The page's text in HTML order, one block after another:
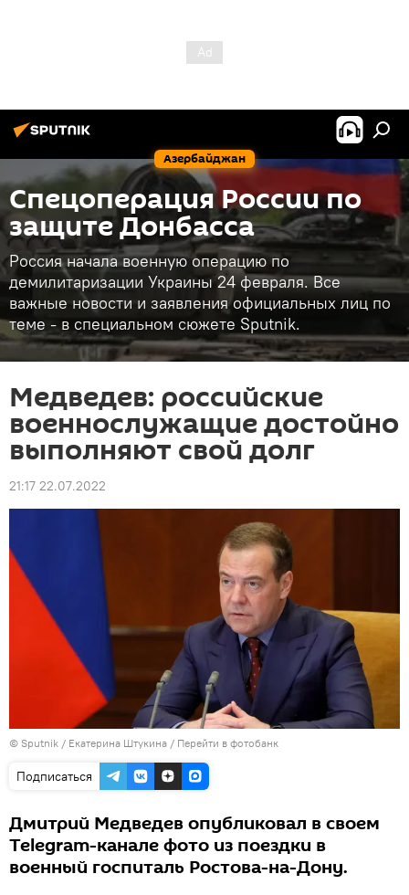
Азербайджан
Спецоперация России по
защите Донбасса
Россия начала военную операцию по
демилитаризации Украины 24 февраля. Все
важные новости и заявления официальных лиц по
теме - в специальном сюжете Sputnik.
Медведев: российские
военнослужащие достойно
выполняют свой долг
21:17 22.07.2022
© Sputnik / Екатерина Штукина / Перейти в фотобанк
Подписаться
Дмитрий Медведев опубликовал в своем
Telegram-канале фото из поездки в
военный госпиталь Ростова-на-Дону.